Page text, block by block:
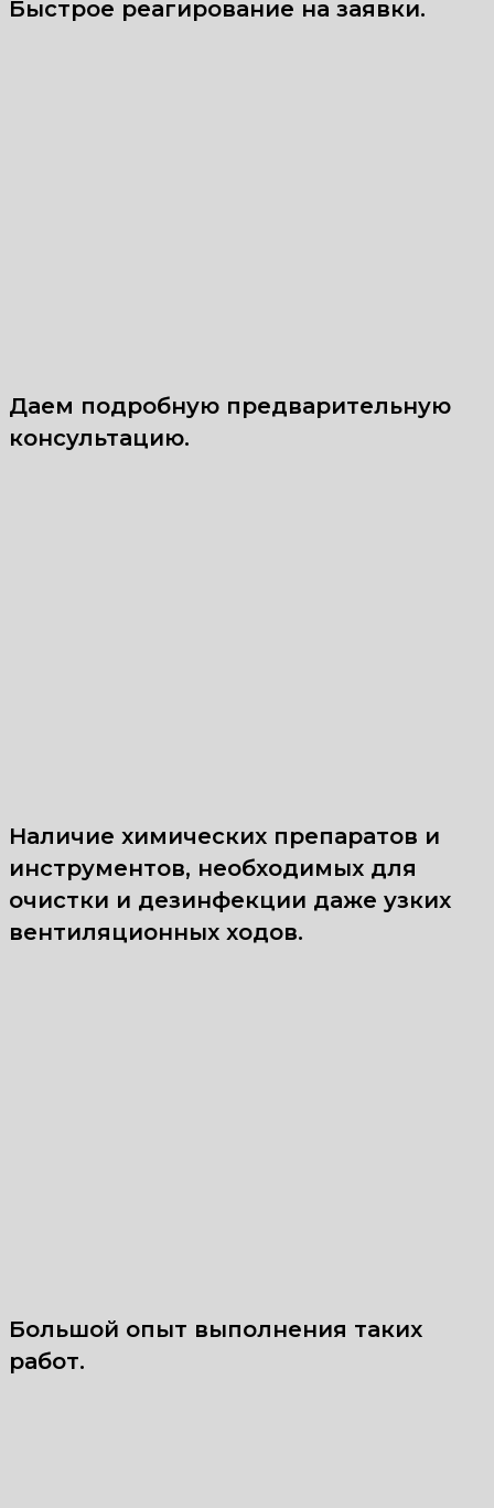
Быстрое реагирование на заявки.
Даем подробную предварительную
консультацию.
Наличие химических препаратов и
инструментов, необходимых для
очистки и дезинфекции даже узких
вентиляционных ходов.
Большой опыт выполнения таких
работ.